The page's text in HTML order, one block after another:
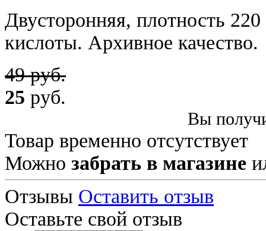
Двусторонняя, плотность
кислоты. Архивное качество.
49 руб.
25 руб.
Вы
Товар временно отсутствует
Можно забрать в магазине
Отзывы Оставить отзыв
Оставьте свой отзыв